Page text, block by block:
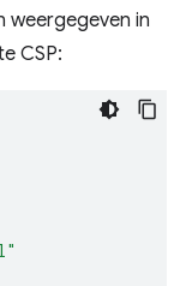
weergegeven in
CSP: